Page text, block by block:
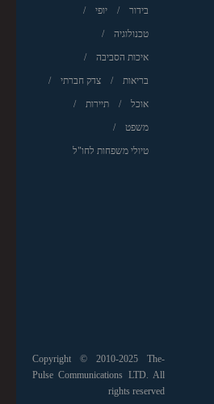
בידור יופי
טכנולוגיה
איכות הסביבה
בריאות צדק חברתי
אוכל תיירות
משפט
טיולי משפחות לחו"ל
Copyright © 2010-2025 The-
Pulse Communications LTD. All
rights reserved